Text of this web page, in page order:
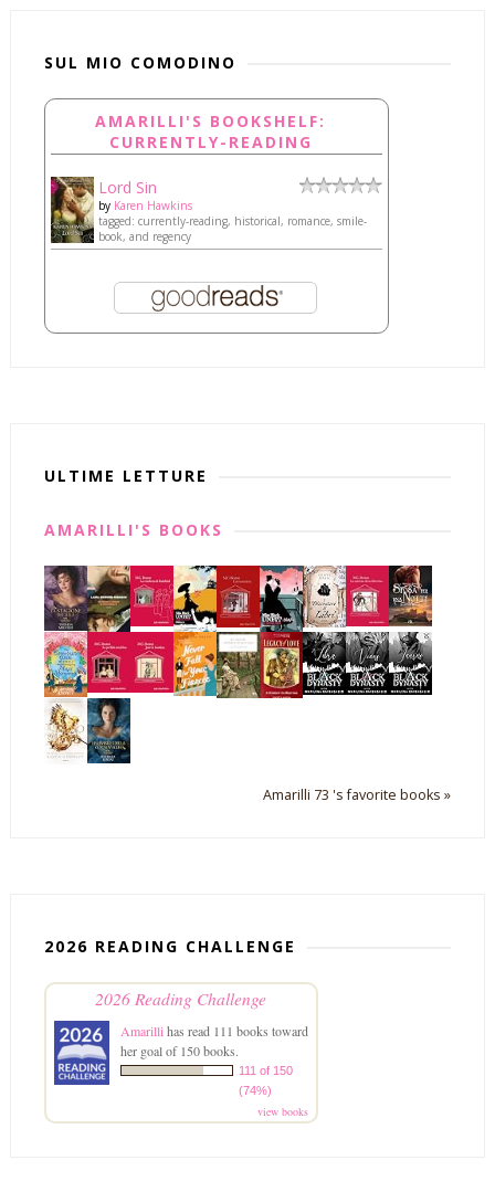
SUL MIO COMODINO
AMARILLI'S BOOKSHELF:
CURRENTLY-READING
Lord Sin
by Karen Hawkins
tagged: currently-reading, historical, romance, smile-
book, and regency
ULTIME LETTURE
AMARILLI'S BOOKS
Amarilli 73 's favorite books »
2026 READING CHALLENGE
2026 Reading Challenge
Amarillihas read 111 books toward
her goal of 150 books.
111 of 150
(74%)
view books